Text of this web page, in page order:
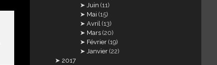
Juin (11)
Mai (15)
Avril (13)
Mars (20)
Février (19)
Janvier (22)
2017